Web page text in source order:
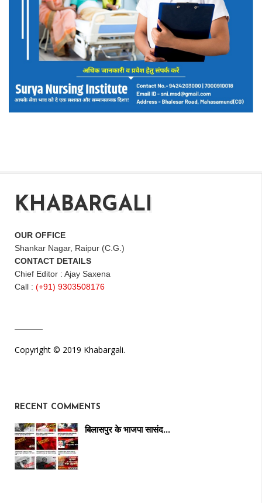
KHABARGALI
OUR OFFICE
Shankar Nagar, Raipur (C.G.)
CONTACT DETAILS
Chief Editor : Ajay Saxena
Call : (+91) 9303508176
Copyright © 2019 Khabargali.
RECENT COMMENTS
बिलासपुर के भाजपा सासंद…